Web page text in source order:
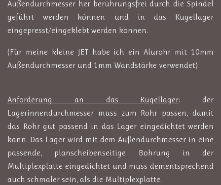
Außendurchmesser her berührungsfrei durch die Spindel
geführt werden können und in das Kugellager
eingepresst/eingeklebt werden können.
(Für meine kleine JET habe ich ein Alurohr mit 10mm
Außendurchmesser und 1mm Wandstärke verwendet)
Anforderung an das Kugellager: der
Lagerinnendurchmesser muss zum Rohr passen, damit
das Rohr gut passend in das Lager eingedichtet werden
kann. Das Lager wird mit dem Außendurchmesser in eine
passende, planscheibenseitige Bohrung in der
Multiplexplatte eingedichtet und muss dementsprechend
auch schmaler sein, als die Multiplexplatte.